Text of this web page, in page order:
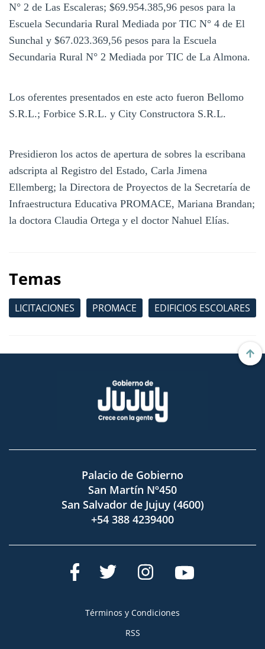
N° 2 de Las Escaleras; $69.954.385,96 pesos para la
Escuela Secundaria Rural Mediada por TIC N° 4 de El
Sunchal y $67.023.369,56 pesos para la Escuela
Secundaria Rural N° 2 Mediada por TIC de La Almona.
Los oferentes presentados en este acto fueron Bellomo
S.R.L.; Forbice S.R.L. y City Constructora S.R.L.
Presidieron los actos de apertura de sobres la escribana
adscripta al Registro del Estado, Carla Jimena
Ellemberg; la Directora de Proyectos de la Secretaría de
Infraestructura Educativa PROMACE, Mariana Brandan;
la doctora Claudia Ortega y el doctor Nahuel Elías.
Temas
LICITACIONES PROMACE EDIFICIOS ESCOLARES
Palacio de Gobierno
San Martín Nº450
San Salvador de Jujuy (4600)
+54 388 4239400
Términos y Condiciones
RSS